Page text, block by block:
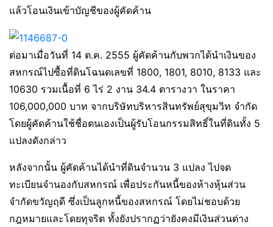
แล้วโอนเงินเข้าบัญชีของผู้คัดค้าน
ต่อมาเมื่อวันที่ 14 ต.ค. 2555 ผู้คัดค้านกับพวกได้นำเงินของ
สหกรณ์ไปซื้อที่ดินโฉนดเลขที่ 1800, 1801, 8010, 8133 และ
10630 รวมเนื้อที่ 6 ไร่ 2 งาน 34.4 ตารางวา ในราคา
106,000,000 บาท จากบริษัทบริหารสินทรัพย์สุขุมวิท จำกัด
โดยผู้คัดค้านใช้ชื่อตนเองเป็นผู้รับโอนกรรมสิทธิ์ในที่ดินทั้ง 5
แปลงดังกล่าว
หลังจากนั้น ผู้คัดค้านได้นำที่ดินจำนวน 3 แปลง ไปจด
ทะเบียนจำนองกับสหกรณ์ เพื่อประกันหนี้ของห้างหุ้นส่วน
จำกัดขวัญฤดี ซึ่งเป็นลูกหนี้ของสหกรณ์ โดยไม่ชอบด้วย
กฎหมายและโดยทุจริต ทั้งยังปรากฏว่ายังคงมีเงินส่วนต่าง